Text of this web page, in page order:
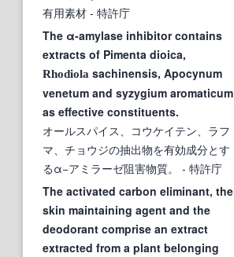
有用素材 - 特許庁
The α-amylase inhibitor contains
extracts of Pimenta dioica,
Rhodiola sachinensis, Apocynum
venetum and syzygium aromaticum
as effective constituents.
オールスパイス、コウケイテン、ラフ
マ、チョウジの抽出物を有効成分とす
るα−アミラーゼ阻害物質。
- 特許庁
The activated carbon eliminant, the
skin maintaining agent and the
deodorant comprise an extract
extracted from a plant belonging